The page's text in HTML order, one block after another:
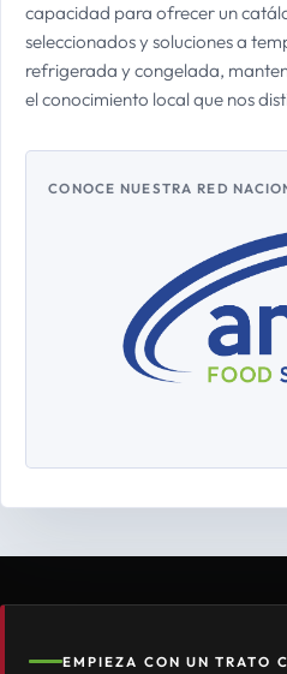
capacidad para ofrecer un
seleccionados y soluciones a
refrigerada y congelada,
el conocimiento local que nos
CONOCE NUESTRA RED
EMPIEZA CON UN TRATO